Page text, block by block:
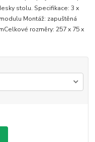
stolu. Specifikace: 3 x
Montáž: zapuštěná
rozměry: 257 x 75 x